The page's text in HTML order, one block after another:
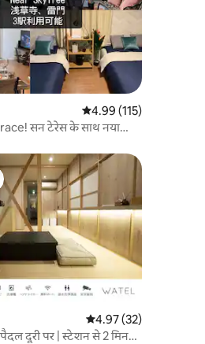
औसत रेटिंग 5 में से 4.99,
4.99 (115)
सन टेरेस के साथ नया
औसत रेटिंग 5 में से 4.97,
4.97 (32)
दूरी पर | स्टेशन से 2 मिनट |